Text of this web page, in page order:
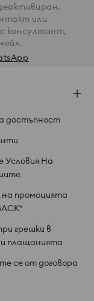
или
консултант,
.
достъпност
На
на промоцията
грешки в
плащанията
се от договора